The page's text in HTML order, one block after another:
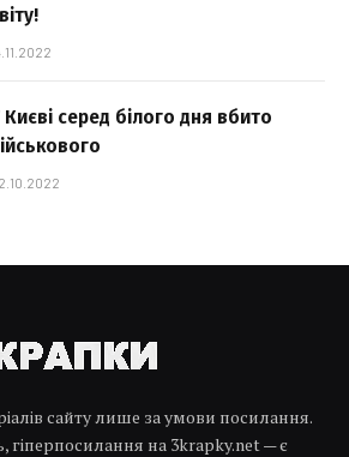
Києві серед білого дня вбито
сайту лише за умови посилання.
гіперпосилання на 3krapky.net — є